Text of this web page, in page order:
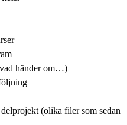
händer om…)
(olika filer som sedan